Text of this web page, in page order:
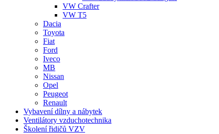
VW Crafter
VW T5
Dacia
Toyota
Fiat
Ford
Iveco
MB
Nissan
Opel
Peugeot
Renault
Vybavení dílny a nábytek
Ventilátory vzduchotechnika
Školení řidičů VZV